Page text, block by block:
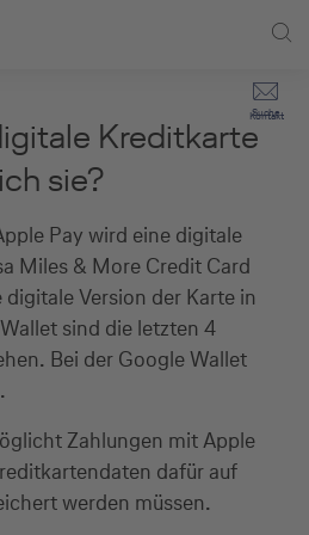
(Enter drücken)
Kontakt
Suche
Karte
Kreditkarte
sie?
Pay wird eine digitale
Miles & More Credit Card
Version der Karte in
sind die letzten 4
Bei der Google Wallet
Zahlungen mit Apple
dafür auf
werden müssen.